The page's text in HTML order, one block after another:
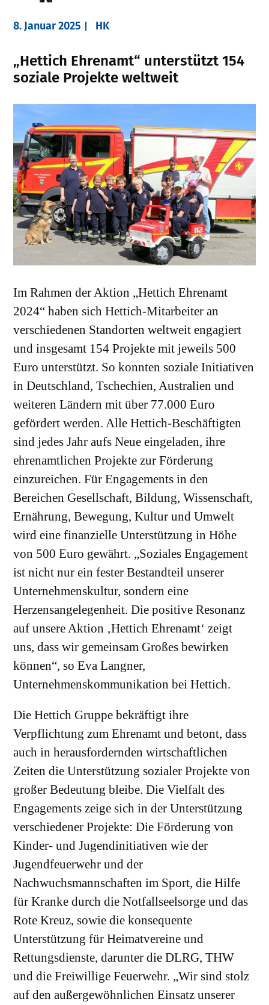
8. Januar 2025 HK
„Hettich Ehrenamt“ unterstützt 154
soziale Projekte weltweit
Im Rahmen der Aktion „Hettich Ehrenamt
2024“ haben sich Hettich-Mitarbeiter an
verschiedenen Standorten weltweit engagiert
und insgesamt 154 Projekte mit jeweils 500
Euro unterstützt. So konnten soziale Initiativen
in Deutschland, Tschechien, Australien und
weiteren Ländern mit über 77.000 Euro
gefördert werden. Alle Hettich-Beschäftigten
sind jedes Jahr aufs Neue eingeladen, ihre
ehrenamtlichen Projekte zur Förderung
einzureichen. Für Engagements in den
Bereichen Gesellschaft, Bildung, Wissenschaft,
Ernährung, Bewegung, Kultur und Umwelt
wird eine finanzielle Unterstützung in Höhe
von 500 Euro gewährt. „Soziales Engagement
ist nicht nur ein fester Bestandteil unserer
Unternehmenskultur, sondern eine
Herzensangelegenheit. Die positive Resonanz
auf unsere Aktion ‚Hettich Ehrenamt‘ zeigt
uns, dass wir gemeinsam Großes bewirken
können“, so Eva Langner,
Unternehmenskommunikation bei Hettich.
Die Hettich Gruppe bekräftigt ihre
Verpflichtung zum Ehrenamt und betont, dass
auch in herausfordernden wirtschaftlichen
Zeiten die Unterstützung sozialer Projekte von
großer Bedeutung bleibe. Die Vielfalt des
Engagements zeige sich in der Unterstützung
verschiedener Projekte: Die Förderung von
Kinder- und Jugendinitiativen wie der
Jugendfeuerwehr und der
Nachwuchsmannschaften im Sport, die Hilfe
für Kranke durch die Notfallseelsorge und das
Rote Kreuz, sowie die konsequente
Unterstützung für Heimatvereine und
Rettungsdienste, darunter die DLRG, THW
und die Freiwillige Feuerwehr. „Wir sind stolz
auf den außergewöhnlichen Einsatz unserer